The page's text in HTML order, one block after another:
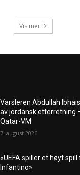
Vis mer
Varsleren Abdullah
av jordansk etterretning
Qatar-VM
7. august 2026
«UEFA spiller et høyt
Infantino»